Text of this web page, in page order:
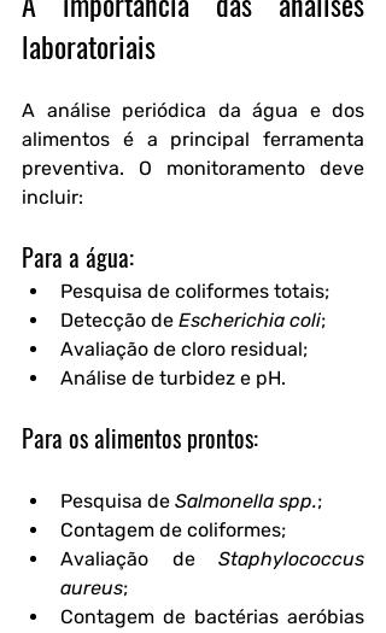
laboratoriais
A análise periódica da água e dos
alimentos é a principal ferramenta
preventiva. O monitoramento deve
incluir:
Para a água:
Pesquisa de coliformes totais;
Detecção de Escherichia coli;
Avaliação de cloro residual;
Análise de turbidez e pH.
Para os alimentos prontos:
Pesquisa de Salmonella spp.;
Contagem de coliformes;
Avaliação de Staphylococcus
aureus;
Contagem de bactérias aeróbias